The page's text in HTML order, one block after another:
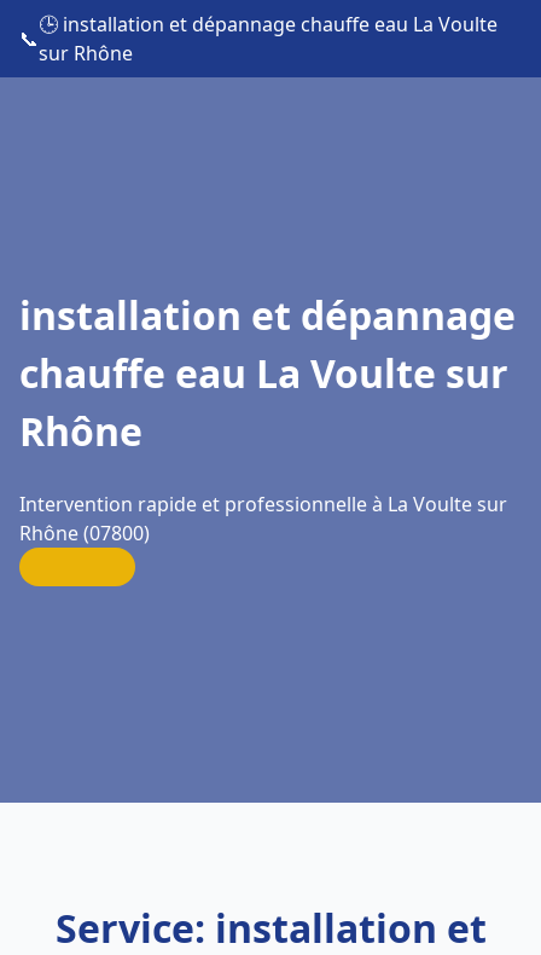
📞
🕒 installation et dépannage chauffe eau La Voulte
sur Rhône
installation et dépannage
chauffe eau La Voulte sur
Rhône
Intervention rapide et professionnelle à La Voulte sur
Rhône (07800)
Service: installation et